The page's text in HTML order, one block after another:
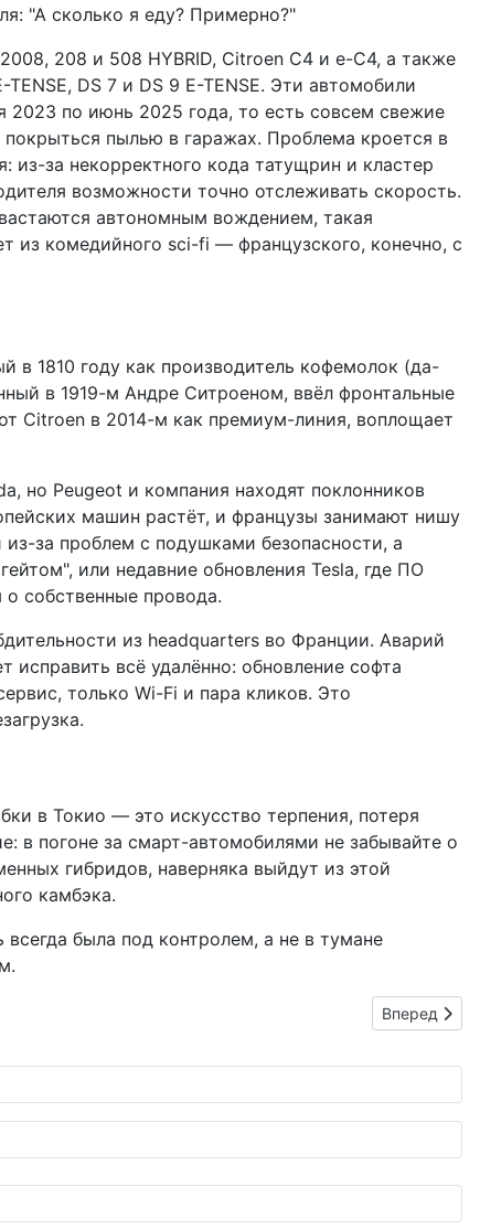
"А сколько я еду? Примерно?"
208 и 508 HYBRID, Citroen C4 и e-C4, а также
DS 7 и DS 9 E-TENSE. Эти автомобили
2023 по июнь 2025 года, то есть совсем свежие
пылью в гаражах. Проблема кроется в
из-за некорректного кода татущрин и кластер
возможности точно отслеживать скорость.
автономным вождением, такая
из комедийного sci-fi — французского, конечно, с
в 1810 году как производитель кофемолок (да-
в 1919-м Андре Ситроеном, ввёл фронтальные
Citroen в 2014-м как премиум-линия, воплощает
но Peugeot и компания находят поклонников
машин растёт, и французы занимают нишу
за проблем с подушками безопасности, а
или недавние обновления Tesla, где ПО
собственные провода.
из headquarters во Франции. Аварий
всё удалённо: обновление софта
только Wi-Fi и пара кликов. Это
в Токио — это искусство терпения, потеря
в погоне за смарт-автомобилями не забывайте о
гибридов, наверняка выйдут из этой
камбэка.
была под контролем, а не в тумане
Следующий:
Вперед